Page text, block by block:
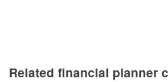
Related financial planner